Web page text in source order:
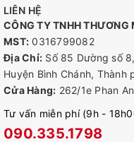
LIÊN HỆ
CÔNG TY TNHH THƯƠNG
MST: 0316799082
Địa Chỉ: Số 85 Dường số
Huyện Bình Chánh, Thành
Cửa Hàng: 262/1e Phan
Tư vấn miễn phí (9h -
090.335.1798